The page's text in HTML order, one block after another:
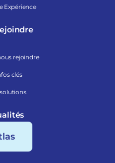
Expérience
rejoindre
clés